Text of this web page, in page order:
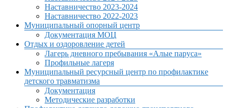
Наставничество 2023-2024
Наставничество 2022-2023
Муниципальный опорный центр
Документация МОЦ
Отдых и оздоровление детей
Лагерь дневного пребывания «Алые паруса»
Профильные лагеря
Муниципальный ресурсный центр по профилактике
детского травматизма
Документация
Методические разработки